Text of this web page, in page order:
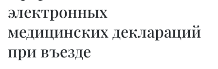
электронных
медицинских деклараций
при въезде